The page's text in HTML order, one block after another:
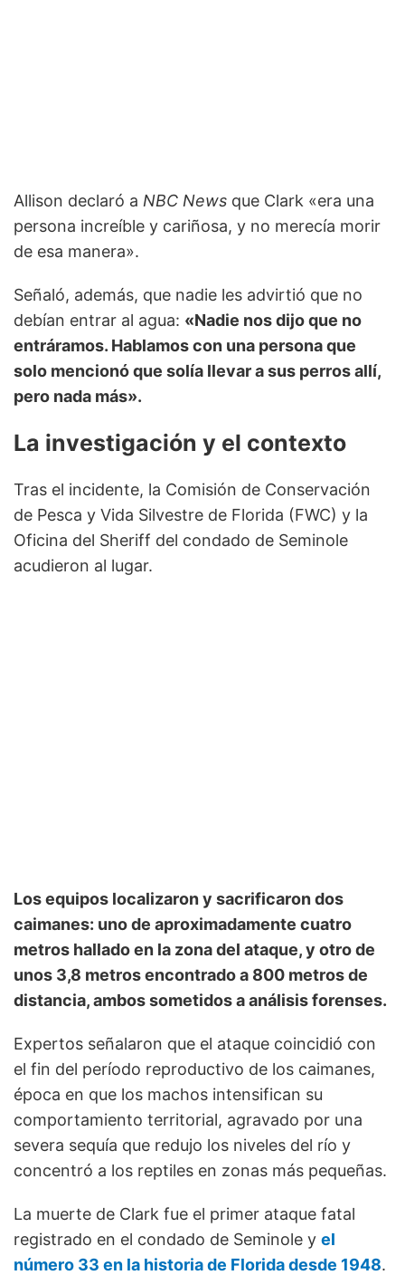
Allison declaró a NBC News que Clark «era una
persona increíble y cariñosa, y no merecía morir
de esa manera».
Señaló, además, que nadie les advirtió que no
debían entrar al agua: «Nadie nos dijo que no
entráramos. Hablamos con una persona que
solo mencionó que solía llevar a sus perros allí,
pero nada más».
La investigación y el contexto
Tras el incidente, la Comisión de Conservación
de Pesca y Vida Silvestre de Florida (FWC) y la
Oficina del Sheriff del condado de Seminole
acudieron al lugar.
Los equipos localizaron y sacrificaron dos
caimanes: uno de aproximadamente cuatro
metros hallado en la zona del ataque, y otro de
unos 3,8 metros encontrado a 800 metros de
distancia, ambos sometidos a análisis forenses.
Expertos señalaron que el ataque coincidió con
el fin del período reproductivo de los caimanes,
época en que los machos intensifican su
comportamiento territorial, agravado por una
severa sequía que redujo los niveles del río y
concentró a los reptiles en zonas más pequeñas.
La muerte de Clark fue el primer ataque fatal
registrado en el condado de Seminole y el
número 33 en la historia de Florida desde 1948.